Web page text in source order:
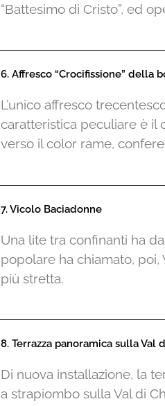
“Battesimo di Cristo”, ed
6. Affresco “Crocifissione” della
L’unico affresco
caratteristica peculiare è il
verso il color rame,
7. Vicolo Baciadonne
Una lite tra confinanti ha
popolare ha chiamato,
più stretta.
8. Terrazza panoramica sulla Val
Di nuova installazione, la
a strapiombo sulla Val di